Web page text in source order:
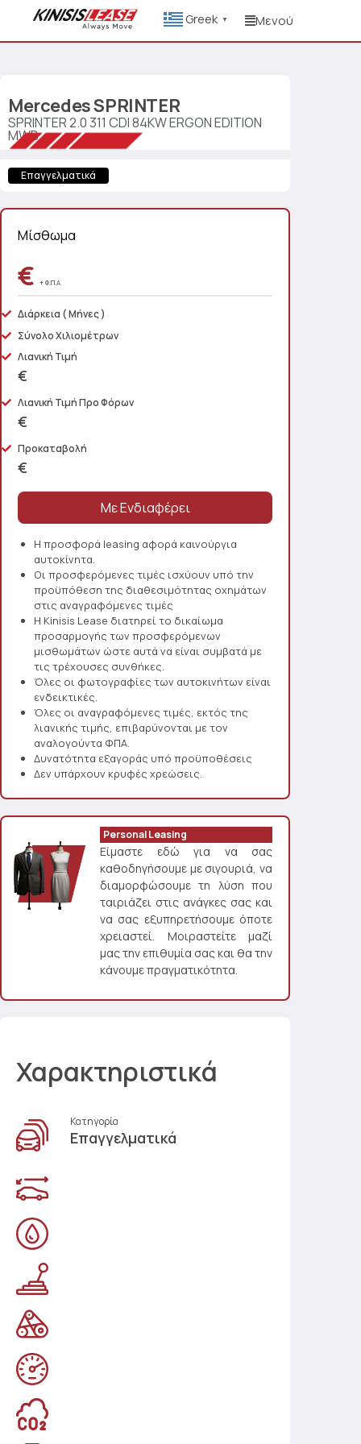
Greek ▼ Μενού
MercedesSPRINTER
SPRINTER 2.0 311 CDI 84KW ERGON EDITION
MWB
Επαγγελματικά
Μίσθωμα
€ + Φ.Π.Α.
Διάρκεια ( Μήνες )
Σύνολο Χιλιομέτρων
Λιανική Τιμή
€
Λιανική Τιμή Προ Φόρων
€
Προκαταβολή
€
Η προσφορά leasing αφορά καινούργια
αυτοκίνητα.
Οι προσφερόμενες τιμές ισχύουν υπό την
προϋπόθεση της διαθεσιμότητας οχημάτων
στις αναγραφόμενες τιμές
Η Kinisis Lease διατηρεί το δικαίωμα
προσαρμογής των προσφερόμενων
μισθωμάτων ώστε αυτά να είναι συμβατά με
τις τρέχουσες συνθήκες.
Όλες οι φωτογραφίες των αυτοκινήτων είναι
ενδεικτικές.
Όλες οι αναγραφόμενες τιμές, εκτός της
λιανικής τιμής, επιβαρύνονται με τον
αναλογούντα ΦΠΑ.
Δυνατότητα εξαγοράς υπό προϋποθέσεις
Δεν υπάρχουν κρυφές χρεώσεις.
Personal Leasing
Είμαστε εδώ για να σας
καθοδηγήσουμε με σιγουριά, να
διαμορφώσουμε τη λύση που
ταιριάζει στις ανάγκες σας και
να σας εξυπηρετήσουμε όποτε
χρειαστεί. Μοιραστείτε μαζί
μας την επιθυμία σας και θα την
κάνουμε πραγματικότητα.
Χαρακτηριστικά
Κατηγορία
Επαγγελματικά